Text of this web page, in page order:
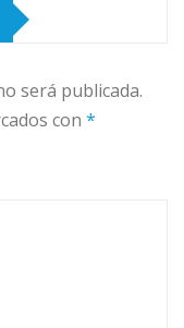
será publicada.
con *